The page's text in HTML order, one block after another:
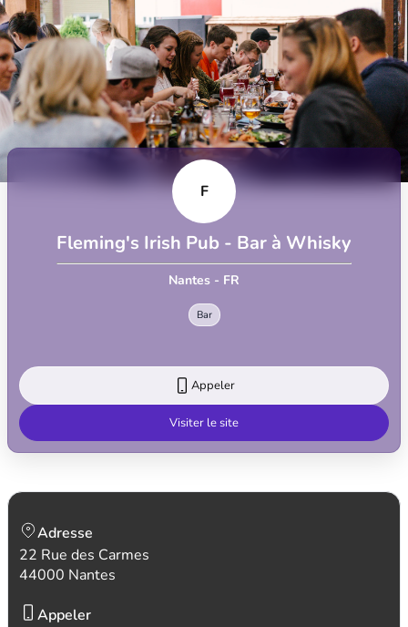
F
Fleming's Irish Pub - Bar à Whisky
Nantes - FR
Bar
Appeler
Visiter le site
Adresse
22 Rue des Carmes
44000 Nantes
Appeler